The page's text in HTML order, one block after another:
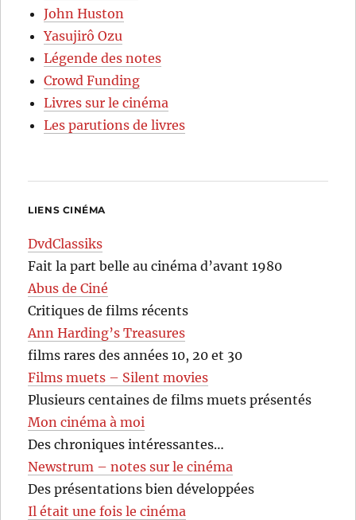
John Huston
Yasujirô Ozu
Légende des notes
Crowd Funding
Livres sur le cinéma
Les parutions de livres
LIENS CINÉMA
DvdClassiks
Fait la part belle au cinéma d’avant 1980
Abus de Ciné
Critiques de films récents
Ann Harding’s Treasures
films rares des années 10, 20 et 30
Films muets – Silent movies
Plusieurs centaines de films muets présentés
Mon cinéma à moi
Des chroniques intéressantes…
Newstrum – notes sur le cinéma
Des présentations bien développées
Il était une fois le cinéma